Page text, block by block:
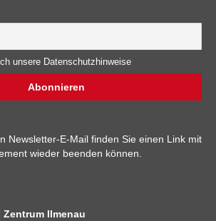
unsere Datenschutzhinweise
Newsletter-E-Mail finden Sie einen Link mit
wieder beenden können.
Ilmenau